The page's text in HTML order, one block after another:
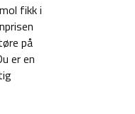
fikk i
på
er en